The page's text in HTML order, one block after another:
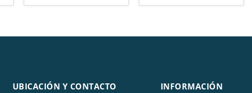
UBICACIÓN Y CONTACTO INFORMACIÓN